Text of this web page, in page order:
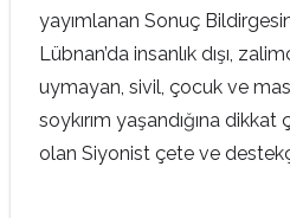
yayımlanan Sonuç
Lübnan’da insanlık dışı,
uymayan, sivil, çocuk ve
soykırım yaşandığına
olan Siyonist çete ve